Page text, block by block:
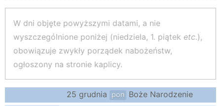
W dni objęte powyższymi datami, a nie
wyszczególnione poniżej (niedziela, 1. piątek etc.),
obowiązuje zwykły porządek nabożeństw,
ogłoszony na stronie kaplicy.
25 grudnia pon Boże Narodzenie